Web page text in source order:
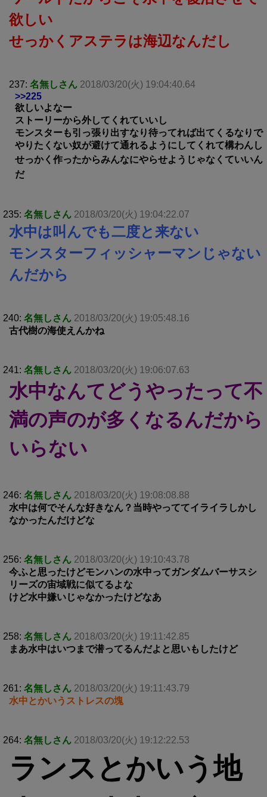
欲しい
せっかくアステラは海辺なんだし
237: 名無しさん 2018/03/20(火) 19:04:40.64
>>225
欲しいよなー
ストーリーから外してくれていいし
モンスターも引っ張り出すなり待ってれば出てくるなりで
やりたくない奴が避けて通れるようにしてくれて構わんし
せっかく作ったからみんなにやらせようじゃなくていいん
だ
235: 名無しさん 2018/03/20(火) 19:04:22.07
水中は叫んでも二度と来ない
モンスターフィッシャーマンじゃない
んだから
240: 名無しさん 2018/03/20(火) 19:05:48.16
古代樹の海使えんかね
241: 名無しさん 2018/03/20(火) 19:06:07.63
水中なんてどうやったって不
満の声のが多くなるんだから
いらない
246: 名無しさん 2018/03/20(火) 19:08:08.88
水中は何でそんな好きなん？当時やっててイライラしかし
なかったんだけどな
256: 名無しさん 2018/03/20(火) 19:10:43.78
今ふと思ったけどモンハンの水中ってガンダムバーサスシ
リーズの宙域戦に似てるよな
けど水中嫌いじゃなかったけどなあ
258: 名無しさん 2018/03/20(火) 19:11:42.85
まあ水中はいつまで潜ってるんだよと思いもしたけど
261: 名無しさん 2018/03/20(火) 19:11:43.79
水中とかいうストレスの塊
264: 名無しさん 2018/03/20(火) 19:12:22.53
ランスとかいう地